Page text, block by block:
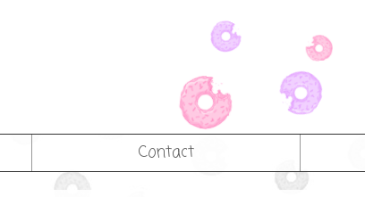
Contact